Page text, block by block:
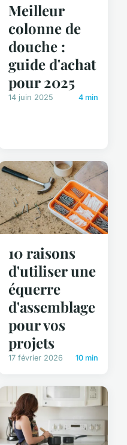
Meilleur
colonne de
douche :
guide d'achat
pour 2025
14 juin 2025 4 min
10 raisons
d'utiliser une
équerre
d'assemblage
pour vos
projets
17 février 2026 10 min